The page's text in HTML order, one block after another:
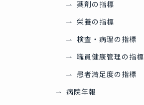
薬剤の指標
栄養の指標
検査・病理の指標
職員健康管理の指標
患者満足度の指標
病院年報